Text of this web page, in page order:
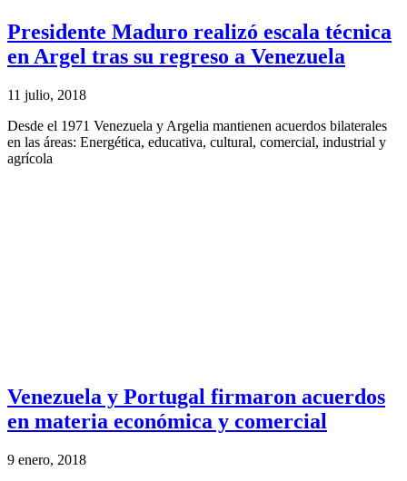
Presidente Maduro realizó escala técnica
en Argel tras su regreso a Venezuela
11 julio, 2018
Desde el 1971 Venezuela y Argelia mantienen acuerdos bilaterales
en las áreas: Energética, educativa, cultural, comercial, industrial y
agrícola
Venezuela y Portugal firmaron acuerdos
en materia económica y comercial
9 enero, 2018